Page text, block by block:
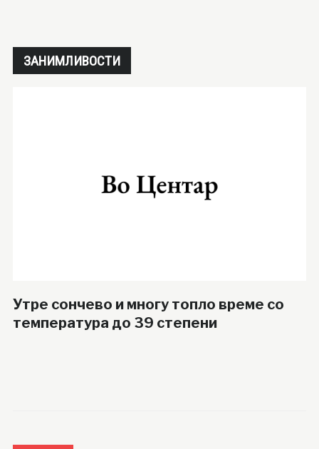
ЗАНИМЛИВОСТИ
Утре сончево и многу топло време со
температура до 39 степени